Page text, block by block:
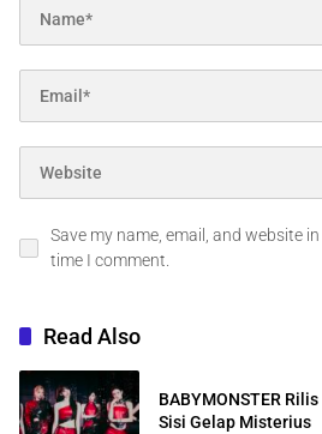
Save my name, email, and website
time I comment.
Read Also
BABYMONSTER
Sisi Gelap Misterius